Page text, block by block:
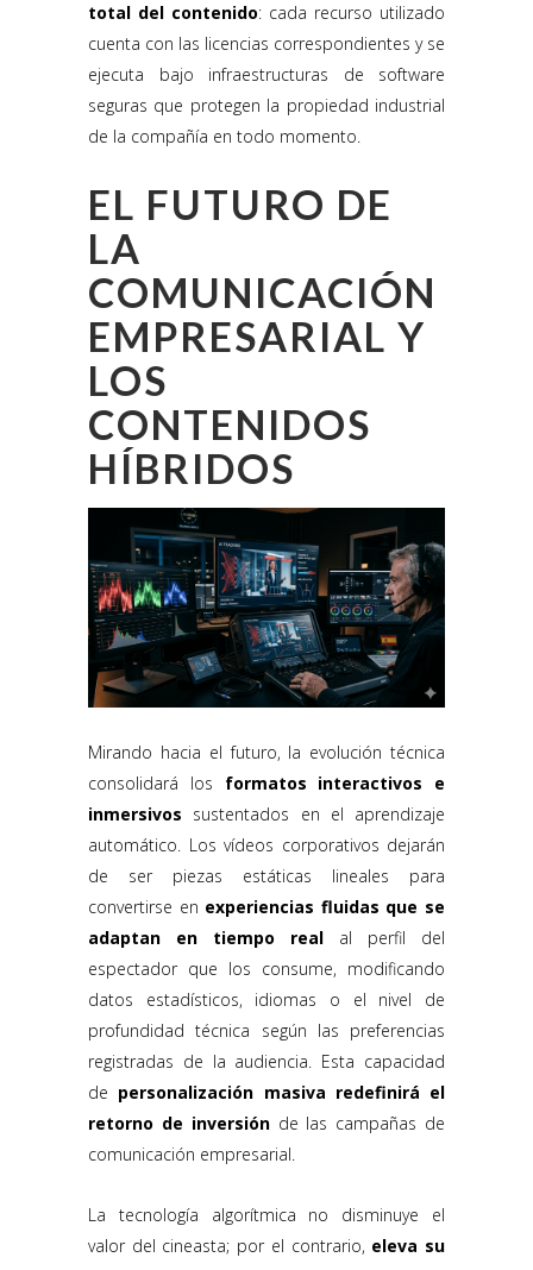
total del contenido: cada recurso utilizado
cuenta con las licencias correspondientes y se
ejecuta bajo infraestructuras de software
seguras que protegen la propiedad industrial
de la compañía en todo momento.
EL FUTURO DE
LA
COMUNICACIÓN
EMPRESARIAL Y
LOS
CONTENIDOS
HÍBRIDOS
Mirando hacia el futuro, la evolución técnica
consolidará los formatos interactivos e
inmersivos sustentados en el aprendizaje
automático. Los vídeos corporativos dejarán
de ser piezas estáticas lineales para
convertirse en experiencias fluidas que se
adaptan en tiempo real al perfil del
espectador que los consume, modificando
datos estadísticos, idiomas o el nivel de
profundidad técnica según las preferencias
registradas de la audiencia. Esta capacidad
de personalización masiva redefinirá el
retorno de inversiónde las campañas de
comunicación empresarial.
La tecnología algorítmica no disminuye el
valor del cineasta; por el contrario, eleva su